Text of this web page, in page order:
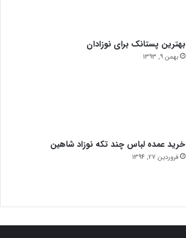
بهترین پستانک برای نوزادان
بهمن 9, 1393
خرید عمده لباس چند تکه نوزاد شاهین
فروردین 27, 1394